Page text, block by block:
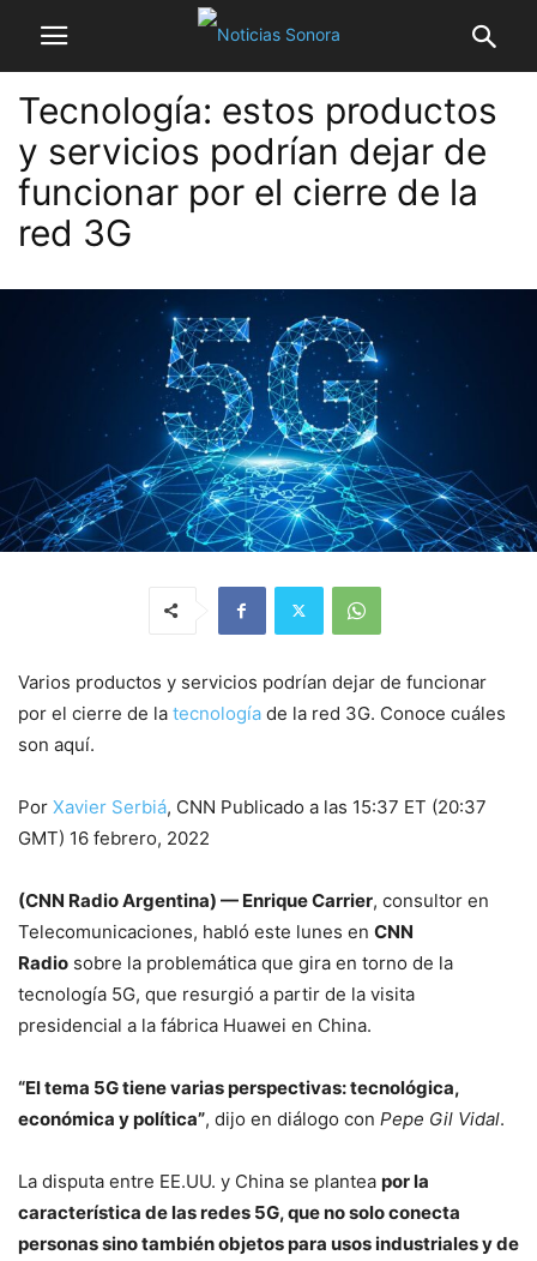
Tecnología: estos productos
y servicios podrían dejar de
funcionar por el cierre de la
red 3G
Varios productos y servicios podrían dejar de funcionar
por el cierre de la tecnología de la red 3G. Conoce cuáles
son aquí.
Por Xavier Serbiá, CNN Publicado a las 15:37 ET (20:37
GMT) 16 febrero, 2022
(CNN Radio Argentina) — Enrique Carrier, consultor en
Telecomunicaciones, habló este lunes en CNN
Radio sobre la problemática que gira en torno de la
tecnología 5G, que resurgió a partir de la visita
presidencial a la fábrica Huawei en China.
“El tema 5G tiene varias perspectivas: tecnológica,
económica y política”, dijo en diálogo con Pepe Gil Vidal.
La disputa entre EE.UU. y China se plantea por la
característica de las redes 5G, que no solo conecta
personas sino también objetos para usos industriales y de